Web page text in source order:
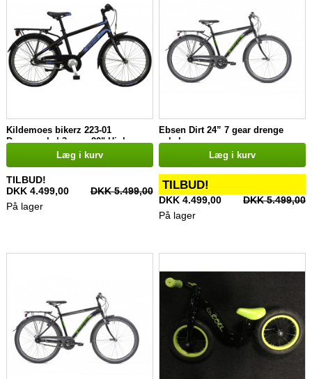
Kildemoes bikerz 223-01
Drengecykel 3 gear 20" Hjul
Læg i kurv
TILBUD!
DKK 4.499,00
DKK 5.499,00
På lager
Ebsen Dirt 24” 7 gear drenge
cykel
Læg i kurv
TILBUD!
DKK 4.499,00
DKK 5.499,00
På lager